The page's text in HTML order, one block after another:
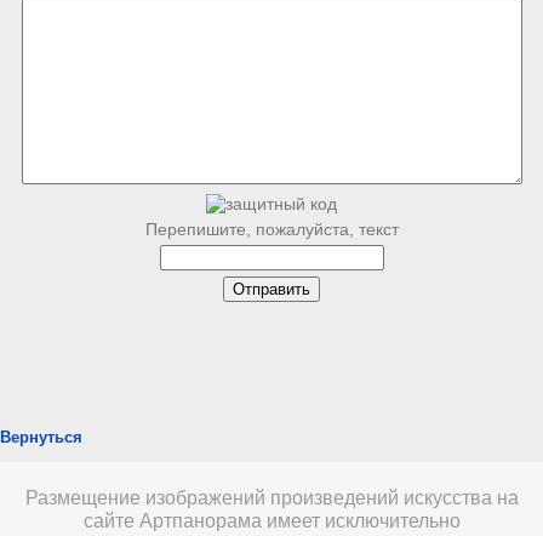
Перепишите, пожалуйста, текст
Вернуться
Размещение изображений произведений искусства на
сайте Артпанорама имеет исключительно